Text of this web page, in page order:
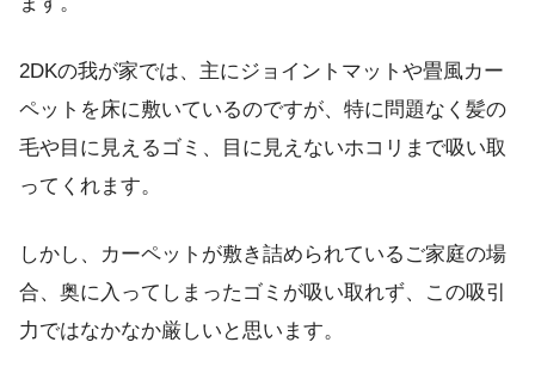
2DKの我が家では、主にジョイントマットや畳風カー
ペットを床に敷いているのですが、特に問題なく髪の
毛や目に見えるゴミ、目に見えないホコリまで吸い取
ってくれます。
しかし、カーペットが敷き詰められているご家庭の場
合、奥に入ってしまったゴミが吸い取れず、この吸引
力ではなかなか厳しいと思います。